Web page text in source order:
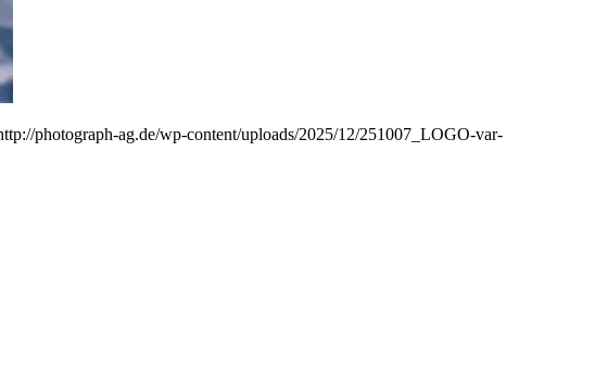
photograph-ag.de/wp-content/uploads/2025/12/251007_LOGO-var-